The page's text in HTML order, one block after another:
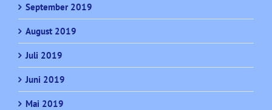
September 2019
August 2019
Juli 2019
Juni 2019
Mai 2019